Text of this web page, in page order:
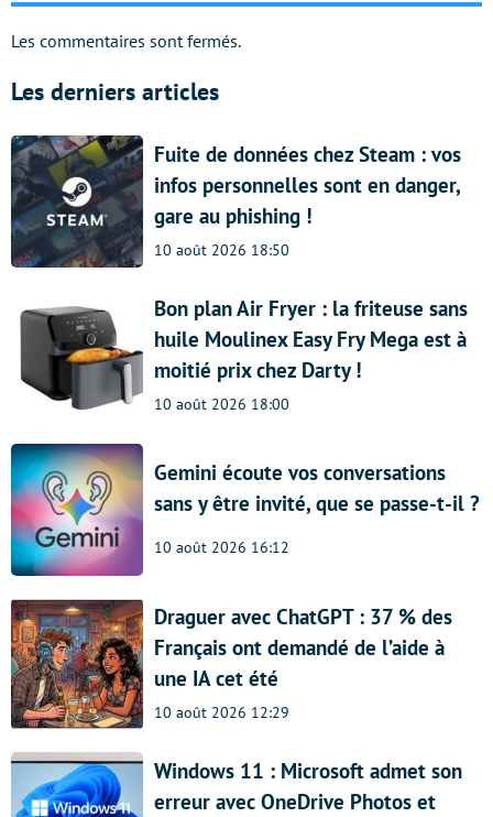
Les commentaires sont fermés.
Les derniers articles
Fuite de données chez Steam : vos
infos personnelles sont en danger,
gare au phishing !
10 août 2026 18:50
Bon plan Air Fryer : la friteuse sans
huile Moulinex Easy Fry Mega est à
moitié prix chez Darty !
10 août 2026 18:00
Gemini écoute vos conversations
sans y être invité, que se passe-t-il ?
10 août 2026 16:12
Draguer avec ChatGPT : 37 % des
Français ont demandé de l’aide à
une IA cet été
10 août 2026 12:29
Windows 11 : Microsoft admet son
erreur avec OneDrive Photos et